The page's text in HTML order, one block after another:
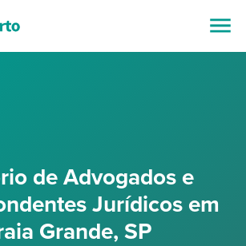
de Advogados e
Jurídicos em
Grande, SP